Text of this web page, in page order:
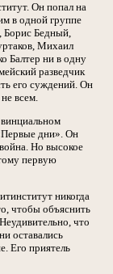
Он попал на
в одной группе
, Борис Бедный,
Михаил
Балтер ни в одну
разведчик
его суждений. Он
всем.
дни». Он
Но высокое
первую
никогда
чтобы объяснить
что
оставались
Его приятель